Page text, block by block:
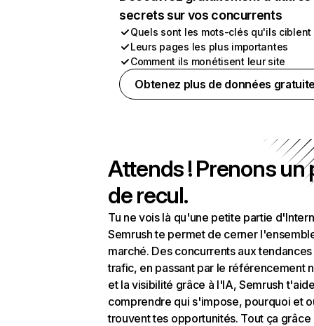
secrets sur vos concurrents
Quels sont les mots-clés qu'ils ciblent
Leurs pages les plus importantes
Comment ils monétisent leur site
Obtenez plus de données
Attends ! Prenons un
de recul.
Tu ne vois là qu'une petite partie
Semrush te permet de cerner
marché. Des concurrents aux
trafic, en passant par le référencement
et la visibilité grâce à l'IA, Semrush
comprendre qui s'impose, pourquoi et
trouvent tes opportunités. Tout ça grâce